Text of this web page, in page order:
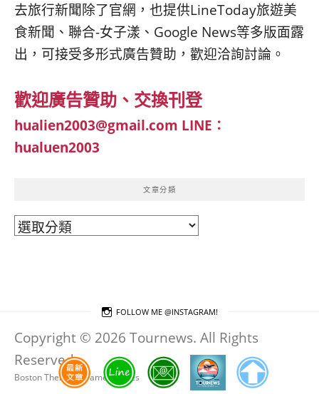
去旅行新聞除了官網，也提供LineToday旅遊美
食新聞、聯合-女子漾、Google News等多版面露
出，可接受多形式廣告贊助，歡迎洽詢討論。
歡迎廣告贊助、交換刊登
hualien2003@gmail.com LINE：
hualuen2003
文章分類
文
FOLLOW ME @INSTAGRAM!
Copyright © 2026 Tournews. All Rights
Reserved.
Boston Theme byFameThemes